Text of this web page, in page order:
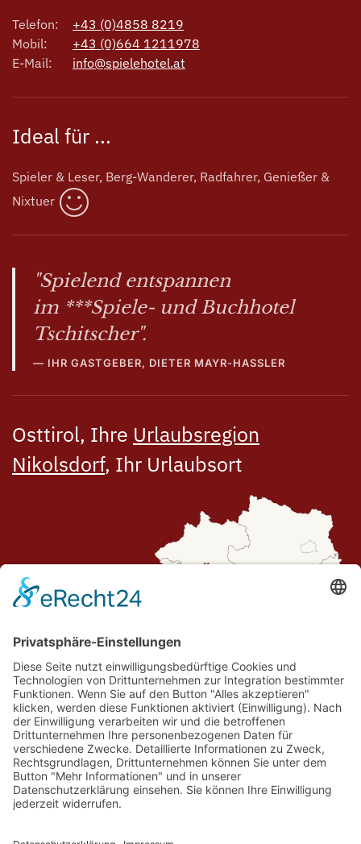
Telefon:
+43 (0)4858 8219
Mobil:
+43 (0)664 1211978
E-Mail:
info@spielehotel.at
Ideal für ...
Spieler & Leser, Berg-Wanderer, Radfahrer, Genießer &
Nixtuer
"Spielend entspannen
im ***Spiele- und Buchhotel
Tschitscher".
IHR GASTGEBER, DIETER MAYR-HASSLER
Osttirol, Ihre Urlaubsregion
Nikolsdorf, Ihr Urlaubsort
Routenplaner